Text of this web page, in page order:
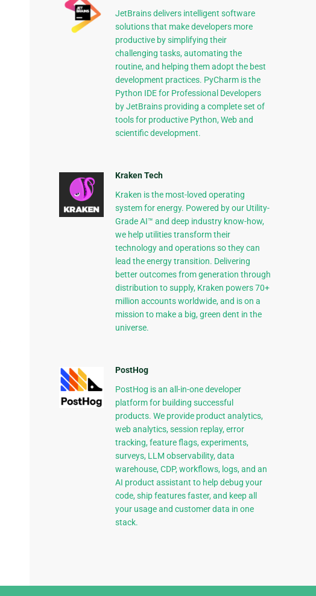
JetBrains delivers intelligent software
solutions that make developers more
productive by simplifying their
challenging tasks, automating the
routine, and helping them adopt the best
development practices. PyCharm is the
Python IDE for Professional Developers
by JetBrains providing a complete set of
tools for productive Python, Web and
scientific development.
Kraken Tech
Kraken is the most-loved operating
system for energy. Powered by our Utility-
Grade AI™ and deep industry know-how,
we help utilities transform their
technology and operations so they can
lead the energy transition. Delivering
better outcomes from generation through
distribution to supply, Kraken powers 70+
million accounts worldwide, and is on a
mission to make a big, green dent in the
universe.
PostHog
PostHog is an all-in-one developer
platform for building successful
products. We provide product analytics,
web analytics, session replay, error
tracking, feature flags, experiments,
surveys, LLM observability, data
warehouse, CDP, workflows, logs, and an
AI product assistant to help debug your
code, ship features faster, and keep all
your usage and customer data in one
stack.